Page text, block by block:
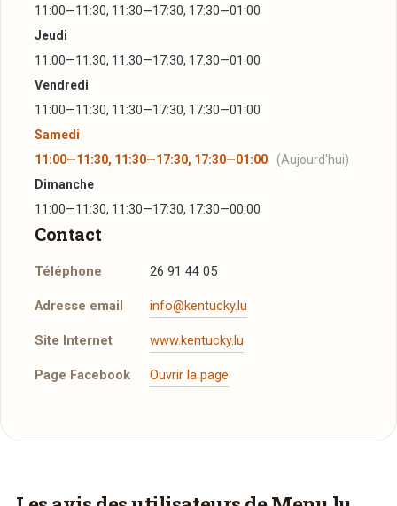
11:00—11:30, 11:30—17:30, 17:30—01:00
Jeudi
11:00—11:30, 11:30—17:30, 17:30—01:00
Vendredi
11:00—11:30, 11:30—17:30, 17:30—01:00
Samedi
11:00—11:30, 11:30—17:30, 17:30—01:00
(Aujourd'hui)
Dimanche
11:00—11:30, 11:30—17:30, 17:30—00:00
Contact
Téléphone 26 91 44 05
Adresse email info@kentucky.lu
Site Internet www.kentucky.lu
Page Facebook Ouvrir la page
Réserver une table
Vous aimeriez être livré ?